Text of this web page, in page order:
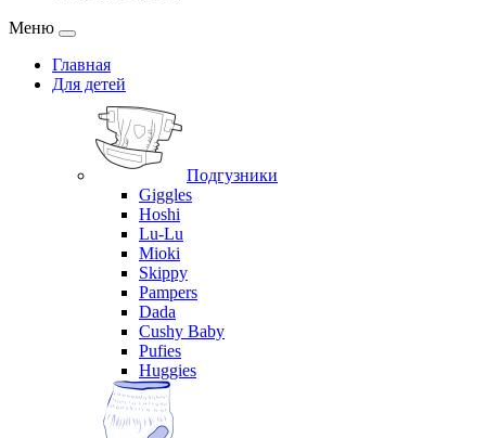
Меню
Главная
Для детей
Подгузники
Giggles
Hoshi
Lu-Lu
Mioki
Skippy
Pampers
Dada
Cushy Baby
Pufies
Huggies